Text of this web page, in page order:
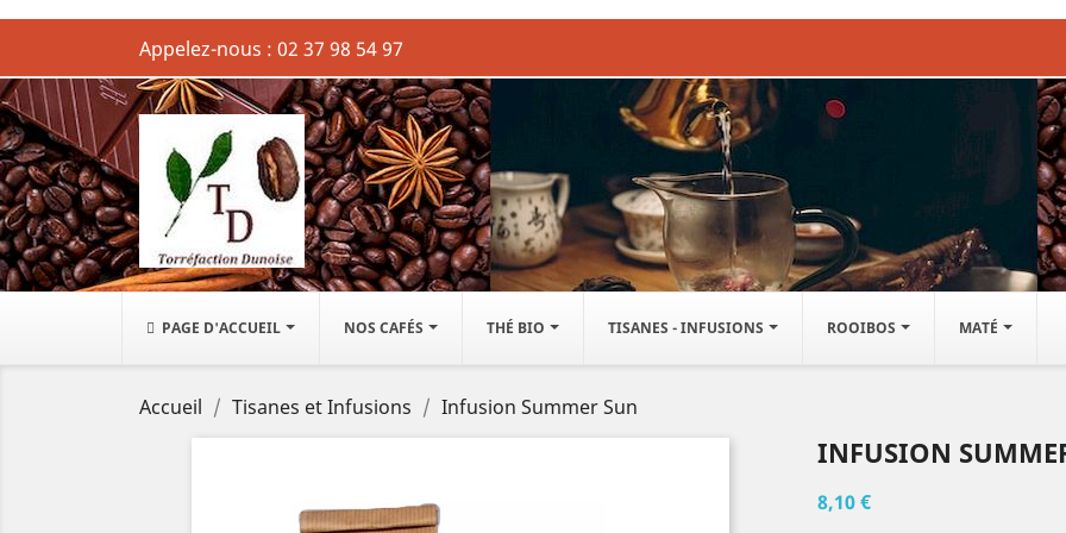
Appelez-nous : 02 37 98 54 97
PAGE D'ACCUEIL NOS CAFÉS THÉ BIO TISANES - INFUSIONS ROOIBOS MATÉ
Accueil Tisanes et Infusions Infusion Summer Sun
INFUSION
8,10 €